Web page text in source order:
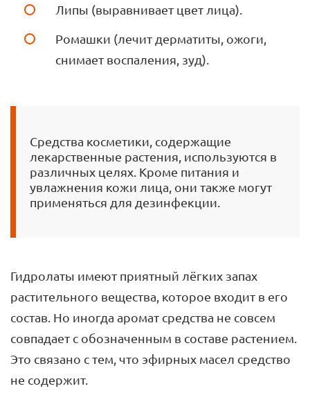
Липы (выравнивает цвет лица).
Ромашки (лечит дерматиты, ожоги,
снимает воспаления, зуд).
Средства косметики, содержащие
лекарственные растения, используются в
различных целях. Кроме питания и
увлажнения кожи лица, они также могут
применяться для дезинфекции.
Гидролаты имеют приятный лёгких запах
растительного вещества, которое входит в его
состав. Но иногда аромат средства не совсем
совпадает с обозначенным в составе растением.
Это связано с тем, что эфирных масел средство
не содержит.